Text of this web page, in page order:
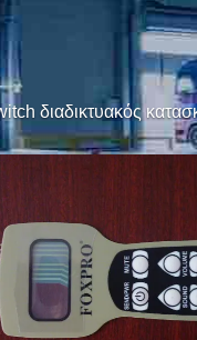
διαδικτυακός